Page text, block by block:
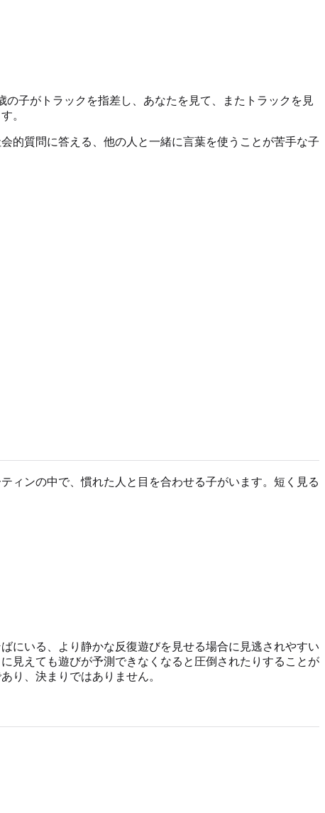
子がトラックを指差し、あなたを見て、またトラックを見
。
的質問に答える、他の人と一緒に言葉を使うことが苦手な子
ィンの中で、慣れた人と目を合わせる子がいます。短く見る
にいる、より静かな反復遊びを見せる場合に見逃されやすい
見えても遊びが予測できなくなると圧倒されたりすることが
り、決まりではありません。